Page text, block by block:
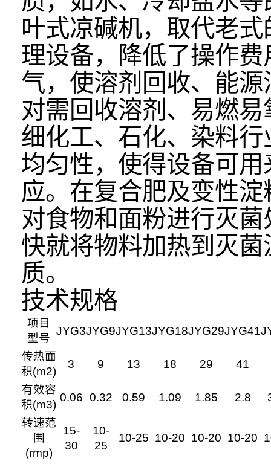
叶式凉碱机，取代老
理设备，降低了操作
气，使溶剂回收、能
对需回收溶剂、易燃
细化工、石化、染料
均匀性，使得设备可
应。在复合肥及变性
对食物和面粉进行灭
快就将物料加热到灭
质。
技术规格
项目
型号
JYG3JYG9JYG13JYG18JYG29JYG41
传热面
积(m2)
3 9 13 18 29
41
有效容
积(m3)
0.06 0.32 0.59 1.09 1.85 2.8
转速范
围
(rmp)
15-
30
10-
25
10-25 10-20 10-20 10-20